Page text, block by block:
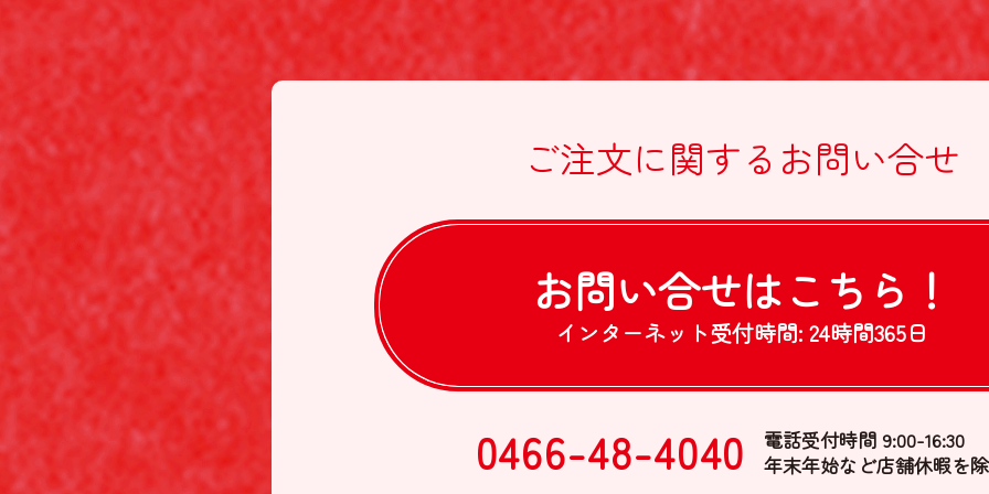
ご注文に関する お問い合せ
お問い合せはこちら！
インターネット受付時間: 24時間365日
0466-48-4040
電話受付時間 9:00-16:30
年末年始など店舗休暇を